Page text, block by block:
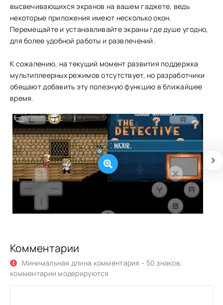
высвечивающихся экранов на вашем гаджете, ведь
некоторые приложения имеют несколько окон.
Перемещайте и устанавливайте экраны где душе угодно,
для более удобной работы и развлечений.
К сожалению, на текущий момент развития поддержка
мультиплеерных режимов отсутствует, но разработчики
обещают добавить эту полезную функцию в ближайшее
время.
Комментарии
Минимальная длина комментария - 50 знаков.
комментарии модерируются